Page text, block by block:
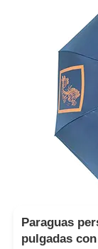
Paraguas
pulgadas